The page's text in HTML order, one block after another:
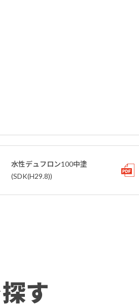
水性デュフロン100中塗
(SDK(H29.8))
す